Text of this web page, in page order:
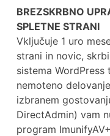
BREZSKRBNO
SPLETNE STRANI
Vključuje 1 uro
strani in novic,
sistema
nemoteno
izbranem
DirectAdmin) vam
program